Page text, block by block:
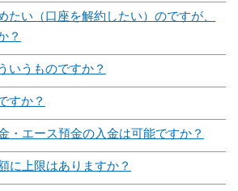
たい（口座を解約したい）のですが、
？
いうものですか？
すか？
・エース預金の入金は可能ですか？
に上限はありますか？